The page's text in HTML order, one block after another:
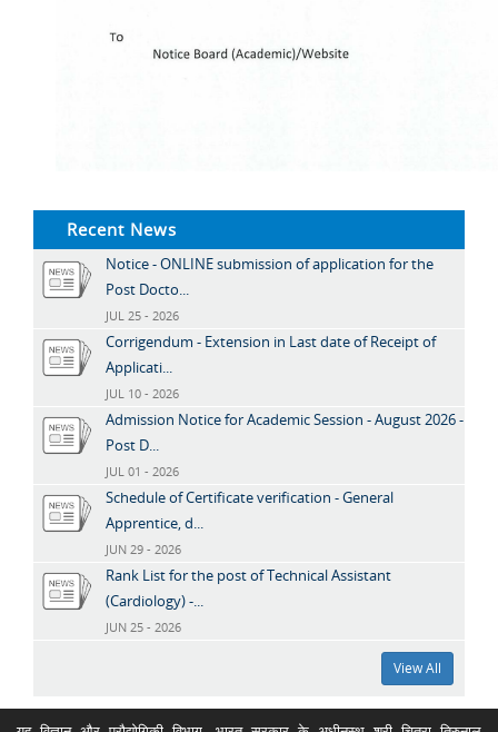
Recent News
Notice - ONLINE submission of application for the
Post Docto...
JUL 25 - 2026
Corrigendum - Extension in Last date of Receipt of
Applicati...
JUL 10 - 2026
Admission Notice for Academic Session - August 2026 -
Post D...
JUL 01 - 2026
Schedule of Certificate verification - General
Apprentice, d...
JUN 29 - 2026
Rank List for the post of Technical Assistant
(Cardiology) -...
JUN 25 - 2026
View All